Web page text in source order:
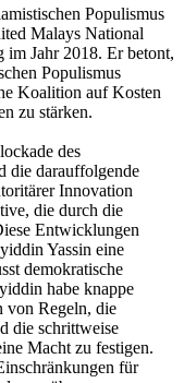
Populismus
Malays National
Jahr 2018. Er betont,
Populismus
Koalition auf Kosten
zu stärken.
des
die darauffolgende
Innovation
die durch die
Entwicklungen
Yassin eine
demokratische
habe knappe
von Regeln, die
die schrittweise
Macht zu festigen.
für